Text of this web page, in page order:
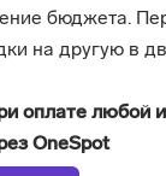
бюджета.
на другую в
оплате любой
OneSpot